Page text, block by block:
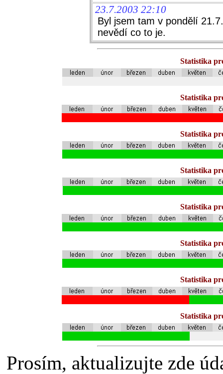
23.7.2003 22:10
Byl jsem tam v pondělí
nevědí co to je.
Statistika
Statistika
Statistika
Statistika
Statistika
Statistika
Statistika
Statistika
Prosím, aktualizujte zde